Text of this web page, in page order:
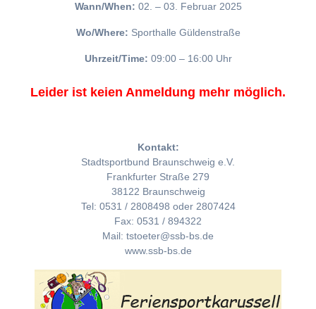
Wann/When: 02. – 03. Februar 2025
Wo/Where: Sporthalle Güldenstraße
Uhrzeit/Time: 09:00 – 16:00 Uhr
Leider ist keien Anmeldung mehr möglich.
Kontakt:
Stadtsportbund Braunschweig e.V.
Frankfurter Straße 279
38122 Braunschweig
Tel: 0531 / 2808498 oder 2807424
Fax: 0531 / 894322
Mail: tstoeter@ssb-bs.de
www.ssb-bs.de